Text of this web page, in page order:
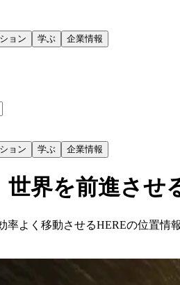
ョン 学ぶ 企業情報
ョン 学ぶ 企業情報
世界を前進させ
率よく移動させるHEREの位置